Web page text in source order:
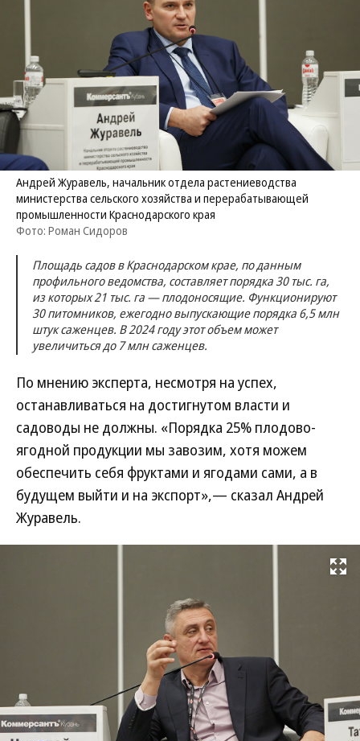
Андрей Журавель, начальник отдела растениеводства
министерства сельского хозяйства и перерабатывающей
промышленности Краснодарского края
Фото: Роман Сидоров
Площадь садов в Краснодарском крае, по данным
профильного ведомства, составляет порядка 30 тыс. га,
из которых 21 тыс. га — плодоносящие. Функционируют
30 питомников, ежегодно выпускающие порядка 6,5 млн
штук саженцев. В 2024 году этот объем может
увеличиться до 7 млн саженцев.
По мнению эксперта, несмотря на успех,
останавливаться на достигнутом власти и
садоводы не должны. «Порядка 25% плодово-
ягодной продукции мы завозим, хотя можем
обеспечить себя фруктами и ягодами сами, а в
будущем выйти и на экспорт»,— сказал Андрей
Журавель.
Развернуть